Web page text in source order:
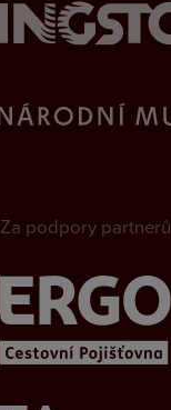
Za podpory partnerů